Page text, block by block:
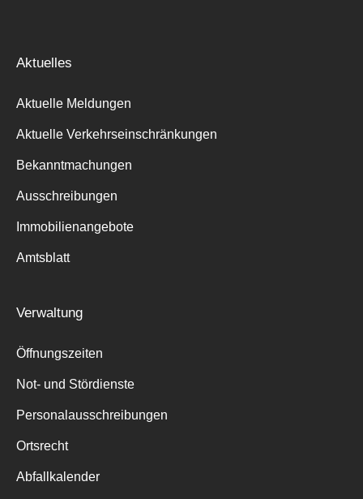
Aktuelles
Aktuelle Meldungen
Aktuelle Verkehrseinschränkungen
Bekanntmachungen
Ausschreibungen
Immobilienangebote
Amtsblatt
Verwaltung
Öffnungszeiten
Not- und Stördienste
Personalausschreibungen
Ortsrecht
Abfallkalender